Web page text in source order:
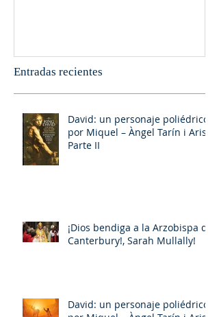
Entradas recientes
David: un personaje poliédrico,
por Miquel – Àngel Tarín i Arisó
Parte II
¡Dios bendiga a la Arzobispa de
Canterbury!, Sarah Mullally!
David: un personaje poliédrico,